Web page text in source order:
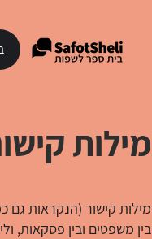
מילות
מילות קישור (הנקראות גם
בין משפטים ובין פסקאות,